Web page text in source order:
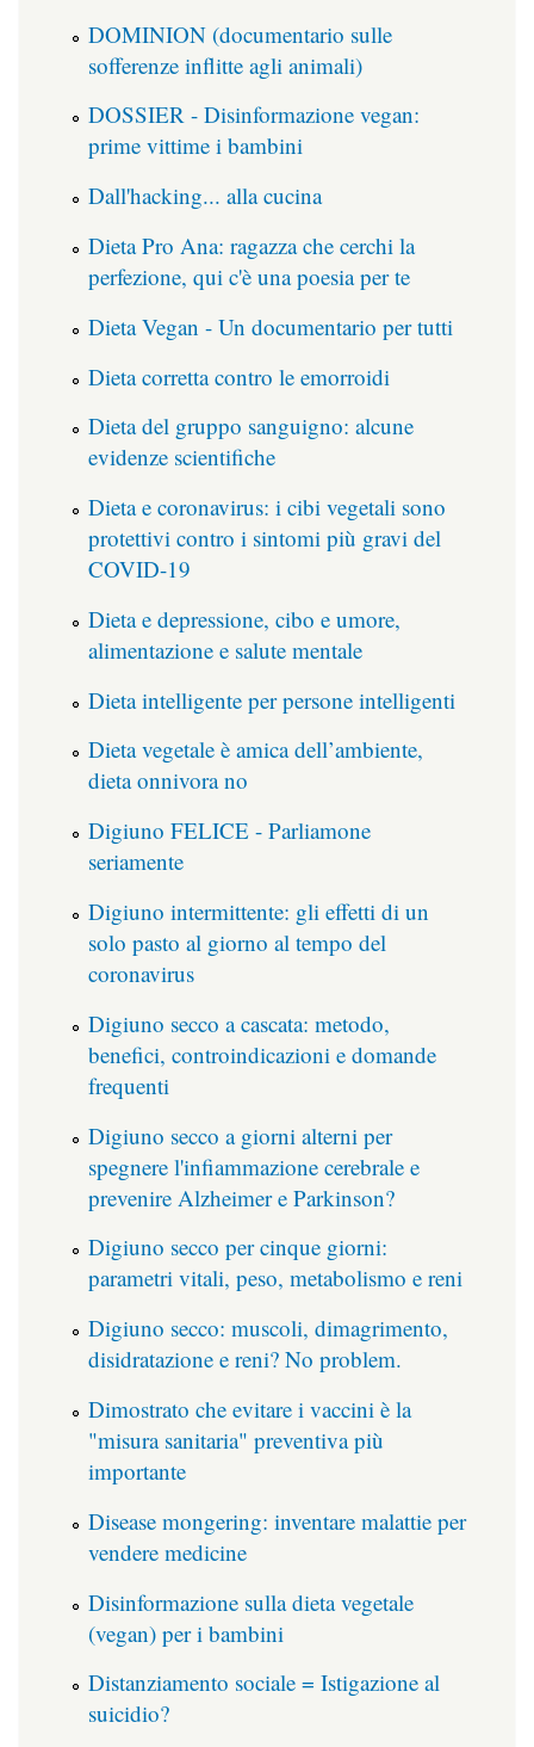
DOMINION (documentario sulle
sofferenze inflitte agli animali)
DOSSIER - Disinformazione vegan:
prime vittime i bambini
Dall'hacking... alla cucina
Dieta Pro Ana: ragazza che cerchi la
perfezione, qui c'è una poesia per te
Dieta Vegan - Un documentario per tutti
Dieta corretta contro le emorroidi
Dieta del gruppo sanguigno: alcune
evidenze scientifiche
Dieta e coronavirus: i cibi vegetali sono
protettivi contro i sintomi più gravi del
COVID-19
Dieta e depressione, cibo e umore,
alimentazione e salute mentale
Dieta intelligente per persone intelligenti
Dieta vegetale è amica dell’ambiente,
dieta onnivora no
Digiuno FELICE - Parliamone
seriamente
Digiuno intermittente: gli effetti di un
solo pasto al giorno al tempo del
coronavirus
Digiuno secco a cascata: metodo,
benefici, controindicazioni e domande
frequenti
Digiuno secco a giorni alterni per
spegnere l'infiammazione cerebrale e
prevenire Alzheimer e Parkinson?
Digiuno secco per cinque giorni:
parametri vitali, peso, metabolismo e reni
Digiuno secco: muscoli, dimagrimento,
disidratazione e reni? No problem.
Dimostrato che evitare i vaccini è la
"misura sanitaria" preventiva più
importante
Disease mongering: inventare malattie per
vendere medicine
Disinformazione sulla dieta vegetale
(vegan) per i bambini
Distanziamento sociale = Istigazione al
suicidio?